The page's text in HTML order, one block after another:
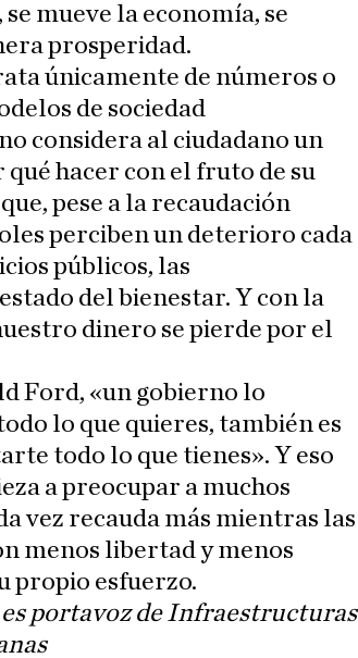
mueve la economía, se
prosperidad.
únicamente de números o
de sociedad
considera al ciudadano un
hacer con el fruto de su
pese a la recaudación
perciben un deterioro cada
públicos, las
del bienestar. Y con la
dinero se pierde por el
Ford, «un gobierno lo
lo que quieres, también es
todo lo que tienes». Y eso
a preocupar a muchos
vez recauda más mientras las
menos libertad y menos
propio esfuerzo.
es portavoz de Infraestructuras